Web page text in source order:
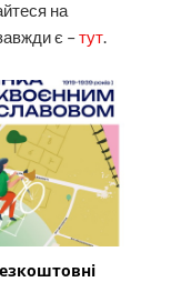
на
є –тут.